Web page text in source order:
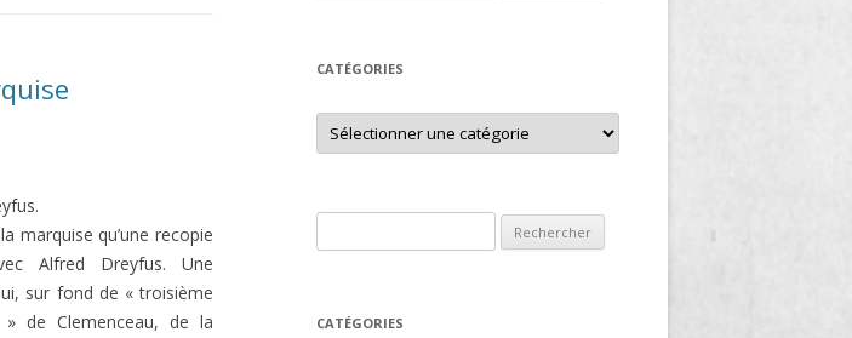
2020
2021
marquise qu’une recopie
Alfred Dreyfus. Une
sur fond de « troisième
de Clemenceau, de la
CATÉGORIES
Catégories
CATÉGORIES